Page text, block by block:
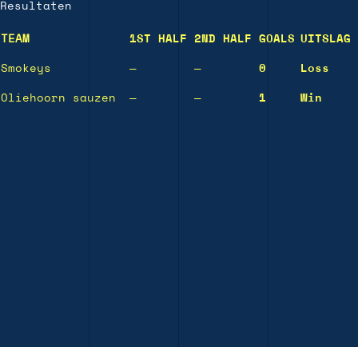
Resultaten
TEAM 1ST HALF 2ND HALF GOALS UITSLAG
Smokeys — — 0 Loss
Oliehoorn sauzen — — 1 Win